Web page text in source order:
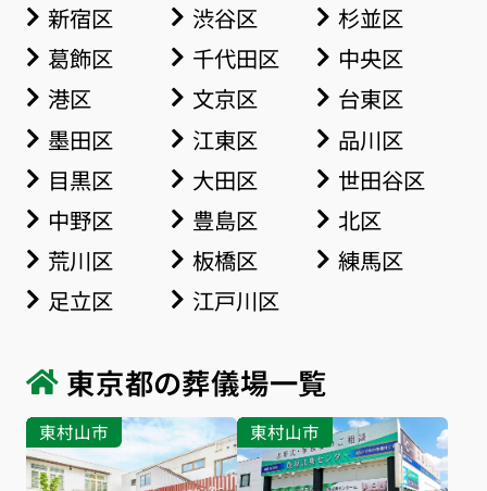
新宿区 渋谷区
杉並区
葛飾区
千代田区
中央区
港区
文京区
台東区
墨田区
江東区
品川区
目黒区
大田区
世田谷区
中野区
豊島区
北区
荒川区
板橋区
練馬区
足立区
江戸川区
東京都の葬儀場一覧
東村山市 東村山市